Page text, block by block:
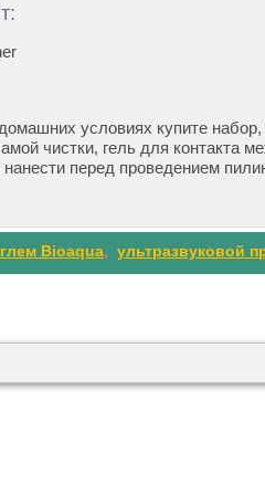
условиях купите
чистки, гель для контакта
перед проведением
Bioaqua, ультразвуковой